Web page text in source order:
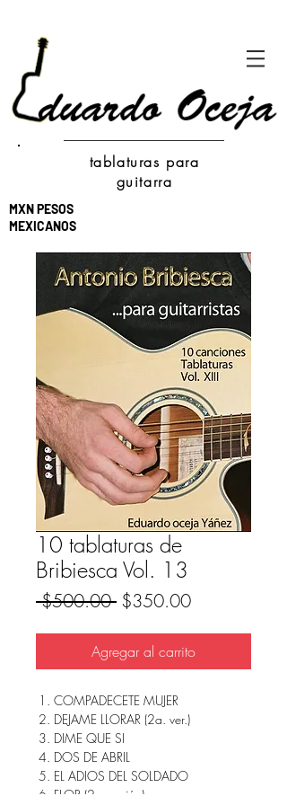
tablaturas para
guitarra
MXN PESOS
MEXICANOS
10 tablaturas de
Bribiesca Vol. 13
$500.00 Precio
$350.00Precio
oferta
Agregar al carrito
COMPADECETE MUJER
DEJAME LLORAR (2a. ver.)
DIME QUE SI
DOS DE ABRIL
EL ADIOS DEL SOLDADO
FLOR (2a versión)